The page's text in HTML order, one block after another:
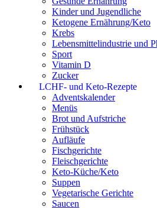
Kinder und Jugendliche
Ketogene Ernährung/Keto
Krebs
Lebensmittelindustrie und
Sport
Vitamin D
Zucker
LCHF- und Keto-Rezepte
Adventskalender
Menüs
Brot und Aufstriche
Frühstück
Aufläufe
Fischgerichte
Fleischgerichte
Keto-Küche/Keto
Suppen
Vegetarische Gerichte
Saucen